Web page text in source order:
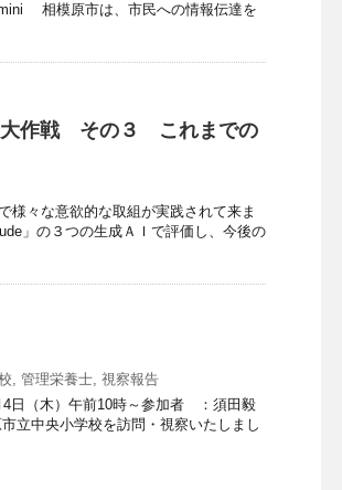
相模原市は、市民への情報伝達を
大作戦 その３ これまでの
様々な意欲的な取組が実践されて来ま
」の３つの生成ＡＩで評価し、今後の
, 管理栄養士, 視察報告
4日（木）午前10時～参加者 ：須田毅
立中央小学校を訪問・視察いたしまし